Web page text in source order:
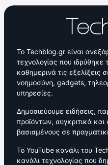
Το Techblog.gr είναι
τεχνολογίας που ιδρύθηκε
καθημερινά τις εξελίξεις
νοημοσύνη, gadgets,
υπηρεσίες.
Δημοσιεύουμε ειδήσεις,
προϊόντων, συγκριτικά
βασισμένους σε
Το YouTube κανάλι του
κανάλι τεχνολογίας που